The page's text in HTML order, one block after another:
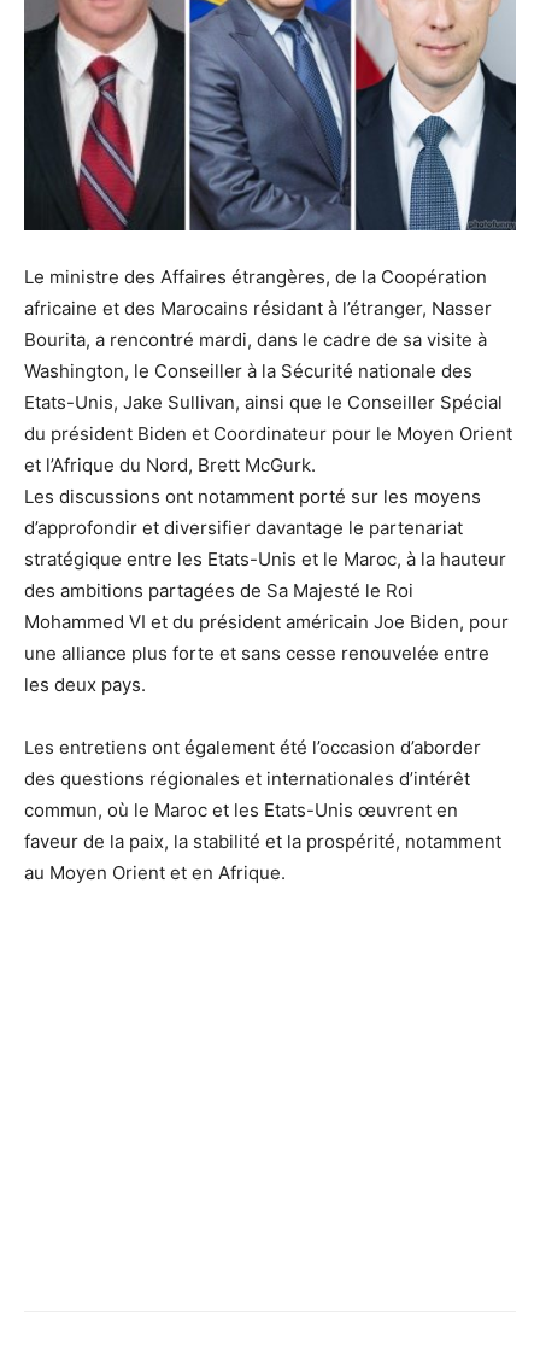
Le ministre des Affaires étrangères, de la Coopération
africaine et des Marocains résidant à l’étranger, Nasser
Bourita, a rencontré mardi, dans le cadre de sa visite à
Washington, le Conseiller à la Sécurité nationale des
Etats-Unis, Jake Sullivan, ainsi que le Conseiller Spécial
du président Biden et Coordinateur pour le Moyen Orient
et l’Afrique du Nord, Brett McGurk.
Les discussions ont notamment porté sur les moyens
d’approfondir et diversifier davantage le partenariat
stratégique entre les Etats-Unis et le Maroc, à la hauteur
des ambitions partagées de Sa Majesté le Roi
Mohammed VI et du président américain Joe Biden, pour
une alliance plus forte et sans cesse renouvelée entre
les deux pays.
Les entretiens ont également été l’occasion d’aborder
des questions régionales et internationales d’intérêt
commun, où le Maroc et les Etats-Unis œuvrent en
faveur de la paix, la stabilité et la prospérité, notamment
au Moyen Orient et en Afrique.